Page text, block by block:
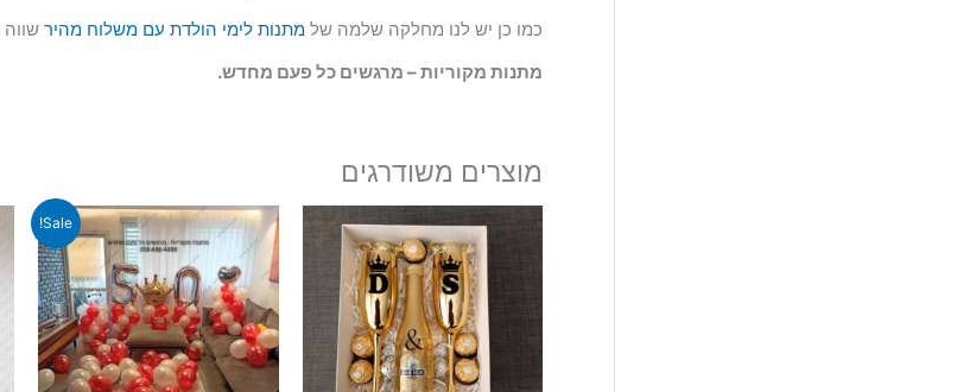
כמו כן יש לנו מחלקה שלמה של מתנות לימי הולדת עם משלוח מהירשווה
מתנות מקוריות – מרגשים כל פעם מחדש.
מוצרים משודרגים
Sale!